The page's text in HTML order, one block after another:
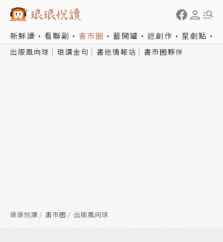
新鮮讀 看聯副 書市圈 藝開罐 迷創作 星劇點
出版風向球 琅讀金句 書迷情報站 書市圈夥伴
琅琅悅讀 書市圈 出版風向球